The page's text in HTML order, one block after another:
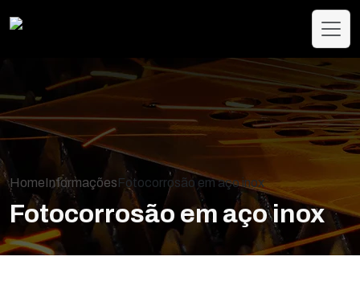
HomeInformaçõesFotocorrosão em aço inox
Fotocorrosão em aço inox